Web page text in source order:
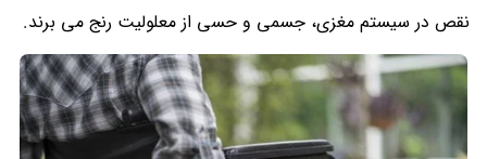
نقص در سیستم مغزی، جسمی و حسی از معلولیت رنج می برند.